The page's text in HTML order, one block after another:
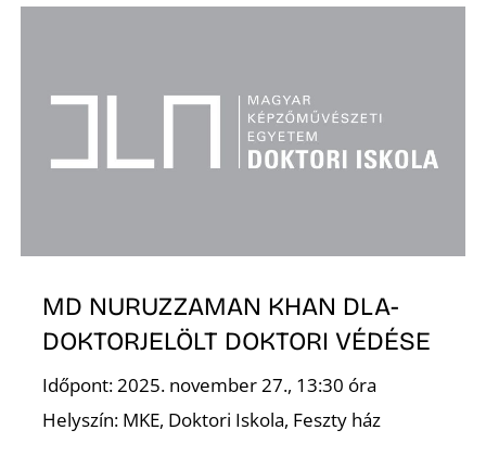
MD NURUZZAMAN KHAN DLA-
DOKTORJELÖLT DOKTORI VÉDÉSE
Időpont: 2025. november 27., 13:30 óra
Helyszín: MKE, Doktori Iskola, Feszty ház